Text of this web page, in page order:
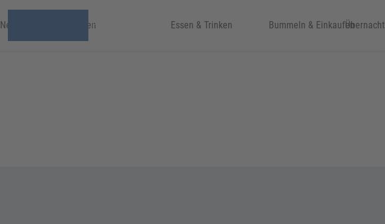
News & VeranstaltungenFreizeit & Kultur Essen & Trinken Bummeln & Einkaufen